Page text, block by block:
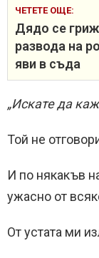
ЧЕТЕТЕ ОЩЕ:
Дядо се
развода на
яви в съда
„Искате да
Той не
И по някакъв
ужасно от
От устата ми